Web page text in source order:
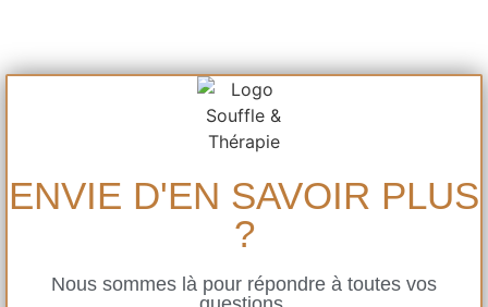
ENVIE D'EN SAVOIR PLUS
?
Nous sommes là pour répondre à toutes vos